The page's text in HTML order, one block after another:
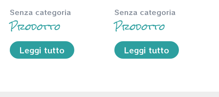
Senza categoria
Prodotto
Leggi tutto
Senza categoria
Prodotto
Leggi tutto